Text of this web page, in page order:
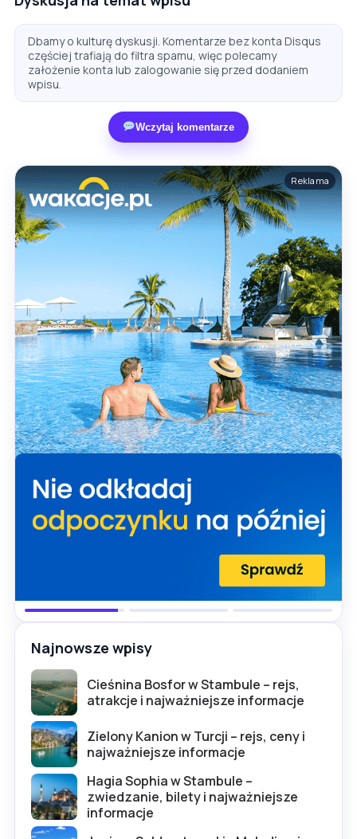
Dbamy o kulturę dyskusji. Komentarze bez konta Disqus
częściej trafiają do filtra spamu, więc polecamy
założenie konta lub zalogowanie się przed dodaniem
wpisu.
Wczytaj komentarze
Reklama
Najnowsze wpisy
Cieśnina Bosfor w Stambule – rejs,
atrakcje i najważniejsze informacje
Zielony Kanion w Turcji – rejs, ceny i
najważniejsze informacje
Hagia Sophia w Stambule –
zwiedzanie, bilety i najważniejsze
informacje